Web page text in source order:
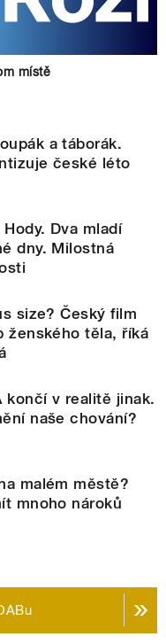
místě
a táborák.
české léto
Dva mladí
dny. Milostná
size? Český film
ženského těla, říká
končí v realitě jinak.
naše chování?
malém městě?
mnoho nároků